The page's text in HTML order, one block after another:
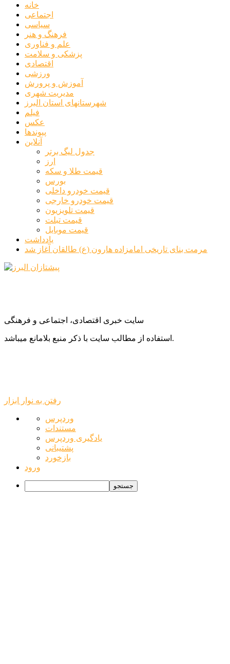
خانه
اجتماعی
سیاسی
فرهنگ و هنر
علم و فناوری
پزشکی و سلامت
اقتصادی
ورزشی
آموزش و پرورش
مدیریت شهری
شهرستانهای استان البرز
فیلم
عکس
پیوندها
آنلاین
جدول لیگ برتر
ارز
قیمت طلا و سکه
بورس
قیمت خودرو داخلی
قیمت خودرو خارجی
قیمت تلویزیون
قیمت تبلت
قیمت موبایل
یادداشت
مرمت بنای تاریخی امامزاده هارون (ع) طالقان آغاز شد
سایت خبری اقتصادی، اجتماعی و فرهنگی
استفاده از مطالب سایت با ذکر منبع بلامانع میباشد.
رفتن به نوار ابزار
درباره
وردپرس
وردپرس
مستندات
یادگیری وردپرس
پشتیبانی
بازخورد
ورود
جستجو